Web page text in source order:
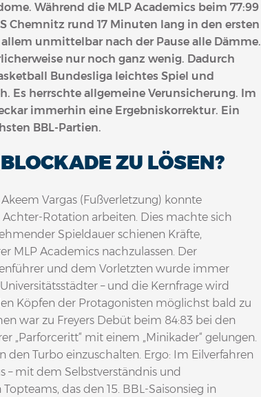
Während die MLP Academics beim 77:99
Chemnitz rund 17 Minuten lang in den ersten
unmittelbar nach der Pause alle Dämme.
nur noch ganz wenig. Dadurch
Bundesliga leichtes Spiel und
Es herrschte allgemeine Verunsicherung. Im
immerhin eine Ergebniskorrektur. Ein
BBL-Partien.
ZU LÖSEN?
Vargas (Fußverletzung) konnte
Rotation arbeiten. Dies machte sich
Spieldauer schienen Kräfte,
MLP Academics nachzulassen. Der
und dem Vorletzten wurde immer
– und die Kernfrage wird
Köpfen der Protagonisten möglichst bald zu
war zu Freyers Debüt beim 84:83 bei den
„Parforceritt“ mit einem „Minikader“ gelungen.
den Turbo einzuschalten. Ergo: Im Eilverfahren
– mit dem Selbstverständnis und
das den 15. BBL-Saisonsieg in